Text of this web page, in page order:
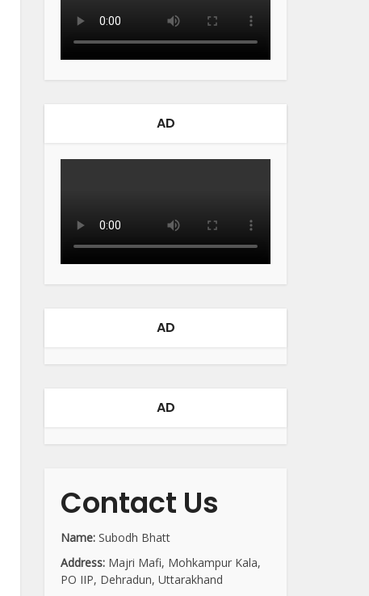
AD
AD
AD
Contact Us
Name: Subodh Bhatt
Address: Majri Mafi, Mohkampur Kala,
PO IIP, Dehradun, Uttarakhand